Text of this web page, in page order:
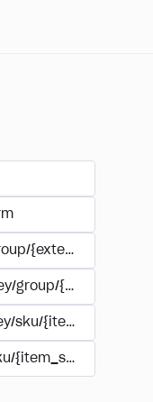
{external_id}
group/{external_id}
sku/{item_sku}
{item_sku}